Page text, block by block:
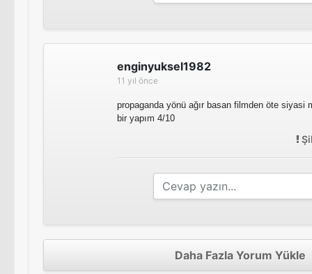
enginyuksel1982
11 yıl önce
propaganda yönü ağır basan filmden öte siyasi
bir yapım 4/10
Daha Fazla Yorum Yükle